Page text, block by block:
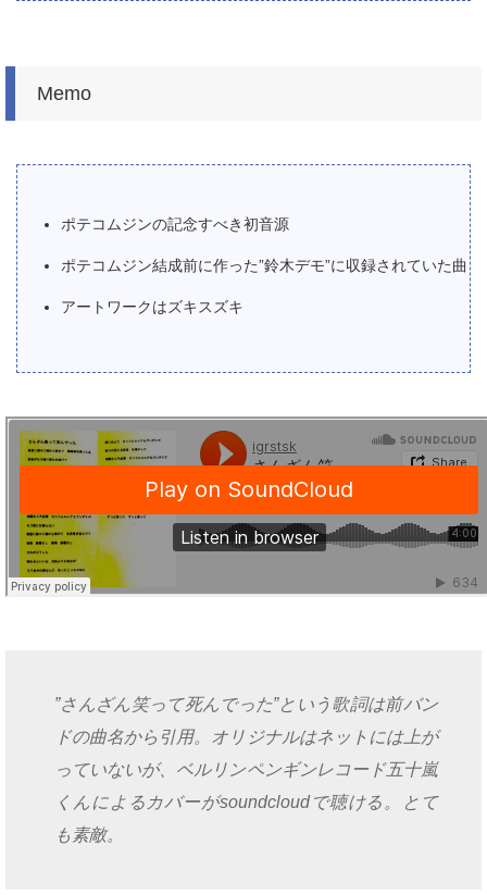
Memo
ポテコムジンの記念すべき初音源
ポテコムジン結成前に作った”鈴木デモ”に収録されていた曲
アートワークはズキスズキ
”さんざん笑って死んでった”という歌詞は前バン
ドの曲名から引用。オリジナルはネットには上が
っていないが、ベルリンペンギンレコード五十嵐
くんによるカバーがsoundcloudで聴ける。とて
も素敵。